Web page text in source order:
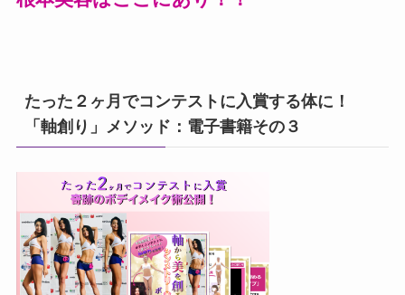
たった２ヶ月でコンテストに入賞する体に！
「軸創り」メソッド：電子書籍その３